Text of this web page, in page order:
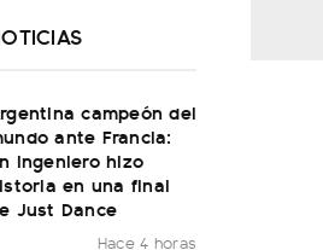
campeón del
ante Francia:
ingeniero hizo
en una final
Just Dance
Hace 4 horas